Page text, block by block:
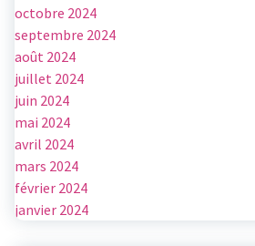
octobre 2024
septembre 2024
août 2024
juillet 2024
juin 2024
mai 2024
avril 2024
mars 2024
février 2024
janvier 2024